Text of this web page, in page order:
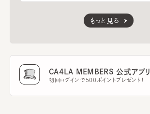
もっと見る
CA4LA MEMBERS 公式アプリ
初回ログインで500ポイントプレゼント！